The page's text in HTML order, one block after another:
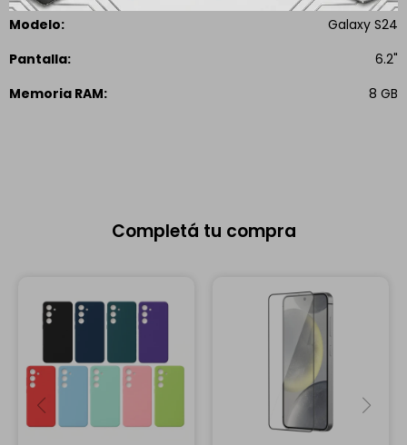
Modelo
Galaxy S24
Pantalla
6.2"
Memoria RAM
8 GB
Completá tu compra